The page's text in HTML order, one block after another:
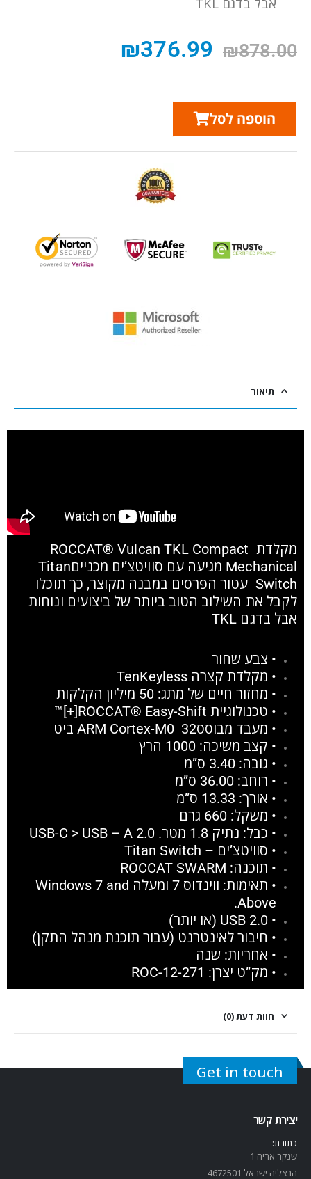
₪878.00
₪376.99
הוספה לסל
תיאור
מקלדת ROCCAT® Vulcan TKL Compact
Mechanical מגיעה עם סוויטצ’ים מכנייםTitan
Switch עטור הפרסים במבנה מקוצר, כך תוכלו
לקבל את השילוב הטוב ביותר של ביצועים ונוחות
אבל בדגם TKL
• צבע שחור
• מקלדת קצרה TenKeyless
• מחזור חיים של מתג: 50 מיליון הקלקות
• טכנולוגיית ROCCAT® Easy-Shift[+]™
• מעבד מבוססARM Cortex-M0 32 ביט
• קצב משיכה: 1000 הרץ
• גובה: 3.40 ס”מ
• רוחב: 36.00 ס”מ
• אורך: 13.33 ס”מ
• משקל: 660 גרם
• כבל: נתיק 1.8 מטר. USB-C > USB – A 2.0
• סוויטצ’ים – Titan Switch
• תוכנה: ROCCAT SWARM
• תאימות: ווינדוס 7 ומעלה Windows 7 and
Above.
• USB 2.0 (או יותר)
• חיבור לאינטרנט (עבור תוכנת מנהל התקן)
• אחריות: שנה
• מק”ט יצרן: ROC-12-271
חוות דעת (0)
Get in touch
יצירת קשר
כתובת:
שנקר אריה 1
הרצליה ישראל 4672501